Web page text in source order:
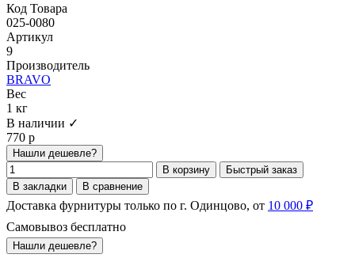
Код Товара
025-0080
Артикул
9
Производитель
BRAVO
Вес
1 кг
В наличии ✓
770 р
Нашли дешевле?
В корзину
Быстрый заказ
В закладки
В сравнение
Доставка фурнитуры только по г. Одинцово, от 10 000 ₽
Самовывоз бесплатно
Нашли дешевле?